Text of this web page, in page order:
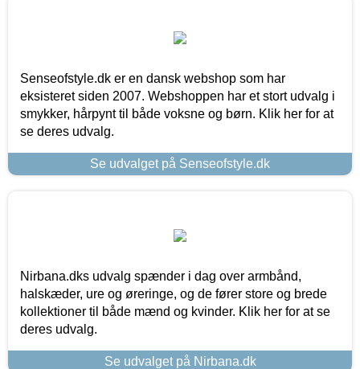
Senseofstyle.dk er en dansk webshop som har
eksisteret siden 2007. Webshoppen har et stort udvalg i
smykker, hårpynt til både voksne og børn. Klik her for at
se deres udvalg.
Se udvalget på Senseofstyle.dk
Nirbana.dks udvalg spænder i dag over armbånd,
halskæder, ure og øreringe, og de fører store og brede
kollektioner til både mænd og kvinder. Klik her for at se
deres udvalg.
Se udvalget på Nirbana.dk